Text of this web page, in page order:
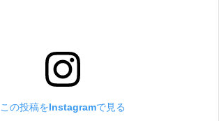
この投稿をInstagramで見る